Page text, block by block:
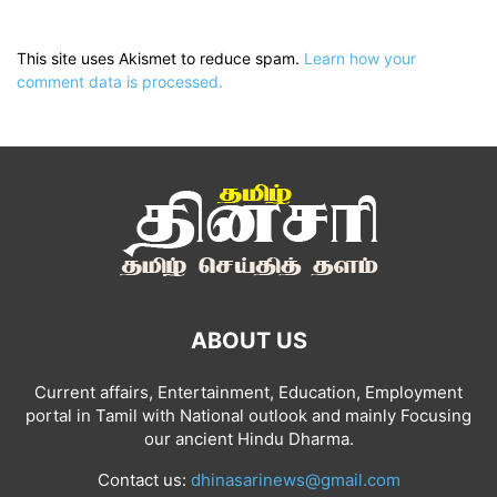
This site uses Akismet to reduce spam. Learn how your
comment data is processed.
ABOUT US
Current affairs, Entertainment, Education, Employment
portal in Tamil with National outlook and mainly Focusing
our ancient Hindu Dharma.
Contact us: dhinasarinews@gmail.com